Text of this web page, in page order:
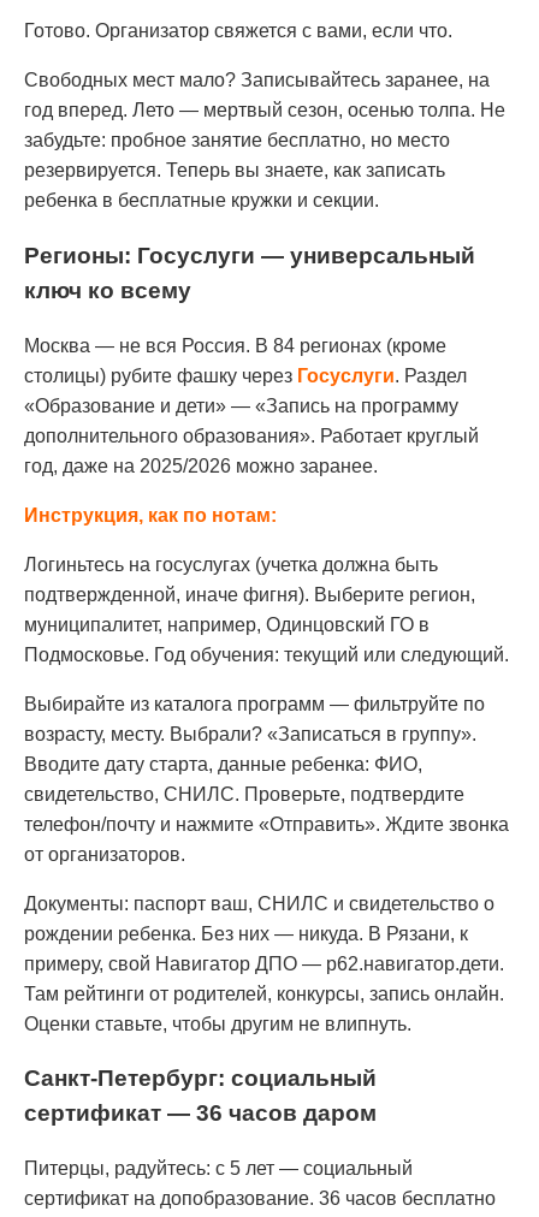
Готово. Организатор свяжется с вами, если что.
Свободных мест мало? Записывайтесь заранее, на
год вперед. Лето — мертвый сезон, осенью толпа. Не
забудьте: пробное занятие бесплатно, но место
резервируется. Теперь вы знаете, как записать
ребенка в бесплатные кружки и секции.
Регионы: Госуслуги — универсальный
ключ ко всему
Москва — не вся Россия. В 84 регионах (кроме
столицы) рубите фашку через Госуслуги. Раздел
«Образование и дети» — «Запись на программу
дополнительного образования». Работает круглый
год, даже на 2025/2026 можно заранее.
Инструкция, как по нотам:
Логиньтесь на госуслугах (учетка должна быть
подтвержденной, иначе фигня). Выберите регион,
муниципалитет, например, Одинцовский ГО в
Подмосковье. Год обучения: текущий или следующий.
Выбирайте из каталога программ — фильтруйте по
возрасту, месту. Выбрали? «Записаться в группу».
Вводите дату старта, данные ребенка: ФИО,
свидетельство, СНИЛС. Проверьте, подтвердите
телефон/почту и нажмите «Отправить». Ждите звонка
от организаторов.
Документы: паспорт ваш, СНИЛС и свидетельство о
рождении ребенка. Без них — никуда. В Рязани, к
примеру, свой Навигатор ДПО — р62.навигатор.дети.
Там рейтинги от родителей, конкурсы, запись онлайн.
Оценки ставьте, чтобы другим не влипнуть.
Санкт-Петербург: социальный
сертификат — 36 часов даром
Питерцы, радуйтесь: с 5 лет — социальный
сертификат на допобразование. 36 часов бесплатно